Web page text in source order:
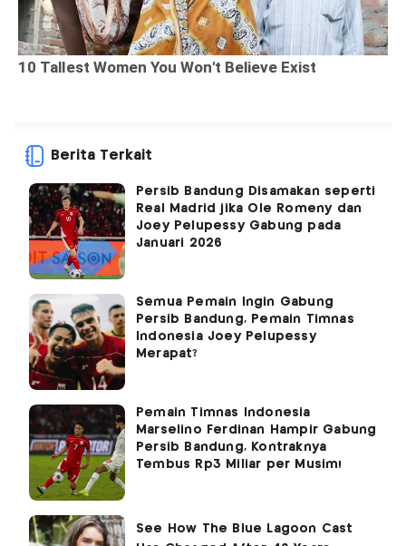
Berita Terkait
Persib Bandung Disamakan seperti
Real Madrid jika Ole Romeny dan
Joey Pelupessy Gabung pada
Januari 2026
Semua Pemain Ingin Gabung
Persib Bandung, Pemain Timnas
Indonesia Joey Pelupessy
Merapat?
Pemain Timnas Indonesia
Marselino Ferdinan Hampir Gabung
Persib Bandung, Kontraknya
Tembus Rp3 Miliar per Musim!